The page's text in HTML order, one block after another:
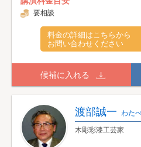
要相談
料金の詳細はこちらから
お問い合わせください
候補に入れる
渡部誠一 わた
木彫彩漆工芸家